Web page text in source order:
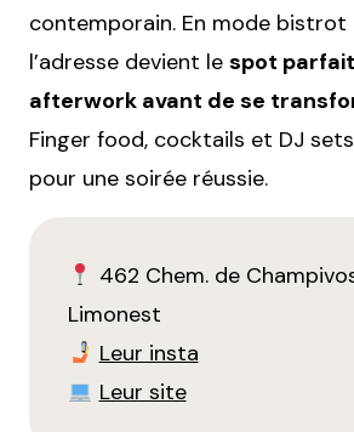
contemporain. En mode bistrot
l’adresse devient le spot
afterwork avant de se
Finger food, cocktails et DJ
pour une soirée réussie.
462 Chem. de
Limonest
Leur insta
Leur site